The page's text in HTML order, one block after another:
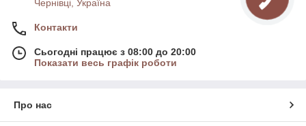
Чернівці, Україна
Контакти
Сьогодні працює з 08:00 до 20:00
Показати весь графік роботи
Про нас